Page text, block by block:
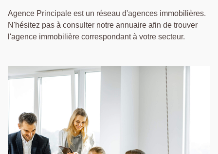
Agence Principale est un réseau d'agences immobilières.
N'hésitez pas à consulter notre annuaire afin de trouver
l'agence immobilière correspondant à votre secteur.